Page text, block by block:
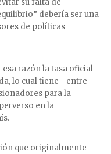
debería ser una
de políticas
esa razón la tasa oficial
lo cual tiene –entre
para la
en la
que originalmente